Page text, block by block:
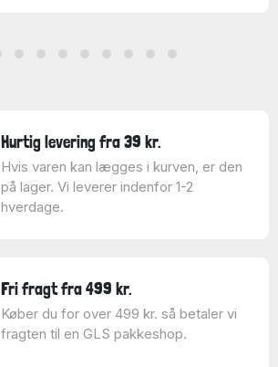
Hurtig levering fra 39 kr.
Hvis varen kan lægges i kurven, er den
på lager. Vi leverer indenfor 1-2
hverdage.
Fri fragt fra 499 kr.
Køber du for over 499 kr. så betaler vi
fragten til en GLS pakkeshop.